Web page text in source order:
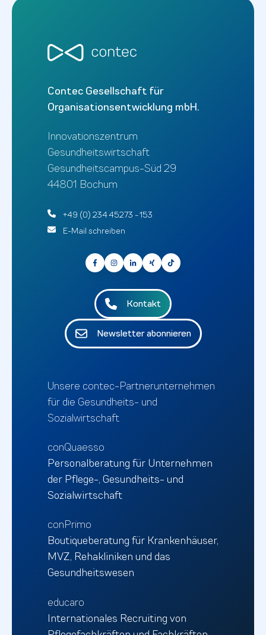
Contec Gesellschaft für
Organisationsentwicklung mbH.
Innovationszentrum
Gesundheitswirtschaft
Gesundheitscampus-Süd 29
44801 Bochum
+49 (0) 234 45273 - 153
E-Mail schreiben
Kontakt
Newsletter abonnieren
Unsere contec-Partnerunternehmen
für die Gesundheits- und
Sozialwirtschaft
conQuaesso
Personalberatung für Unternehmen
der Pflege-, Gesundheits- und
Sozialwirtschaft
conPrimo
Boutiqueberatung für Krankenhäuser,
MVZ, Rehakliniken und das
Gesundheitswesen
educaro
Internationales Recruiting von